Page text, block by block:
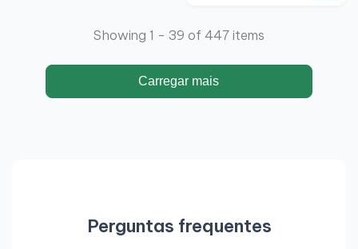
Showing 1 - 39 of 447 items
Carregar mais
Perguntas frequentes